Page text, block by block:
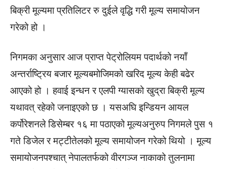
बिक्री मूल्यमा प्रतिलिटर रु दुईले वृद्धि गरी मूल्य समायोजन
गरेको हो ।
निगमका अनुसार आज प्राप्त पेट्रोलियम पदार्थको नयाँ
अन्तर्राष्ट्रिय बजार मूल्यबमोजिमको खरिद मूल्य केही बढेर
आएको हो । हवाई इन्धन र एलपी ग्यासको खुद्रा बिक्री मूल्य
यथावत् रहेको जनाइएको छ । यसअघि इन्डियन आयल
कर्पोरेशनले डिसेम्बर १६ मा पठाएको मूल्यअनुरुप निगमले पुस १
गते डिजेल र मट्टीतेलको मूल्य समायोजन गरेको थियो । मूल्य
समायोजनपश्चात् नेपालतर्फको वीरगञ्ज नाकाको तुलनामा